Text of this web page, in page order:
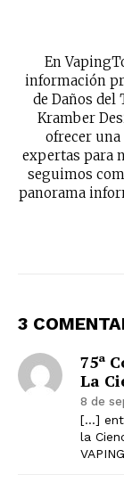
En
información
de Daños del
Kramber
ofrecer
expertas para
seguimos
panorama
3
75ª
La
8 de
[…]
la